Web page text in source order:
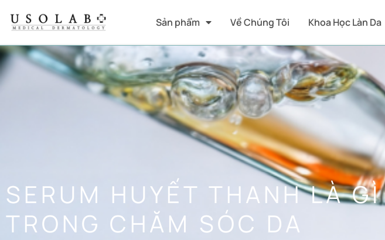
Sản phẩm Về Chúng Tôi Khoa Học Làn Da
SERUM HUYẾT THANH LÀ GÌ
TRONG CHĂM SÓC DA